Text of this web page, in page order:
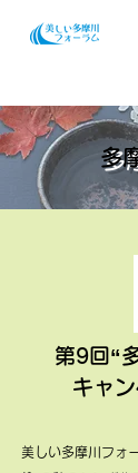
多
第9回“
キャ
美しい多摩川フォ